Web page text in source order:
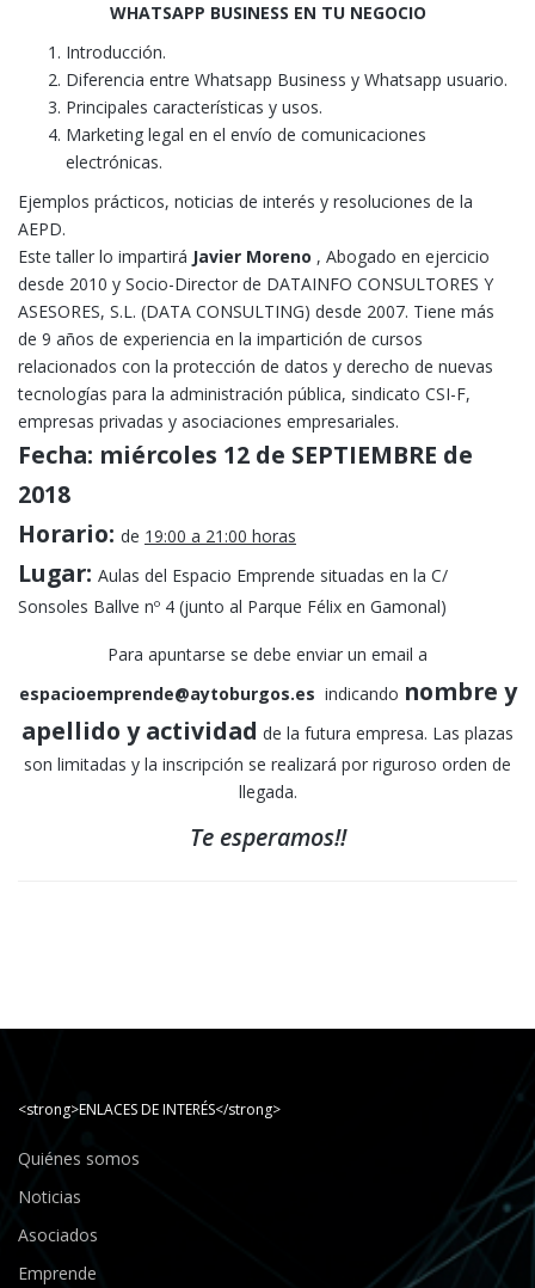
WHATSAPP BUSINESS EN TU NEGOCIO
Introducción.
Diferencia entre Whatsapp Business y Whatsapp usuario.
Principales características y usos.
Marketing legal en el envío de comunicaciones
electrónicas.
Ejemplos prácticos, noticias de interés y resoluciones de la
AEPD.
Este taller lo impartirá Javier Moreno , Abogado en ejercicio
desde 2010 y Socio-Director de DATAINFO CONSULTORES Y
ASESORES, S.L. (DATA CONSULTING) desde 2007. Tiene más
de 9 años de experiencia en la impartición de cursos
relacionados con la protección de datos y derecho de nuevas
tecnologías para la administración pública, sindicato CSI-F,
empresas privadas y asociaciones empresariales.
Fecha: miércoles 12 de SEPTIEMBRE de
2018
Horario: de 19:00 a 21:00 horas
Lugar: Aulas del Espacio Emprende situadas en la C/
Sonsoles Ballve nº 4 (junto al Parque Félix en Gamonal)
Para apuntarse se debe enviar un email a
espacioemprende@aytoburgos.es indicando nombre y
apellido y actividad de la futura empresa. Las plazas
son limitadas y la inscripción se realizará por riguroso orden de
llegada.
Te esperamos!!
<strong>ENLACES DE INTERÉS</strong>
Quiénes somos
Noticias
Asociados
Emprende